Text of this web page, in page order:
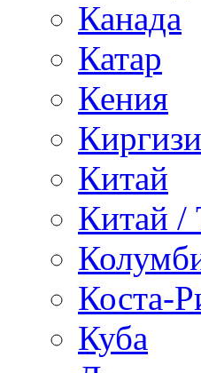
Канада
Катар
Кения
Китай
Китай /
Коста-
Куба